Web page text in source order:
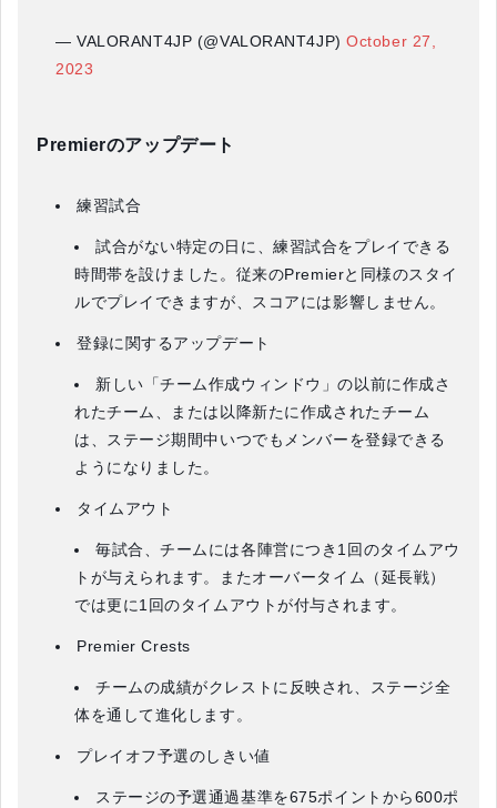
— VALORANT4JP (@VALORANT4JP)October 27,
2023
Premierのアップデート
練習試合
試合がない特定の日に、練習試合をプレイできる
時間帯を設けました。従来のPremierと同様のスタイ
ルでプレイできますが、スコアには影響しません。
登録に関するアップデート
新しい「チーム作成ウィンドウ」の以前に作成さ
れたチーム、または以降新たに作成されたチーム
は、ステージ期間中いつでもメンバーを登録できる
ようになりました。
タイムアウト
毎試合、チームには各陣営につき1回のタイムアウ
トが与えられます。またオーバータイム（延長戦）
では更に1回のタイムアウトが付与されます。
Premier Crests
チームの成績がクレストに反映され、ステージ全
体を通して進化します。
プレイオフ予選のしきい値
ステージの予選通過基準を675ポイントから600ポ